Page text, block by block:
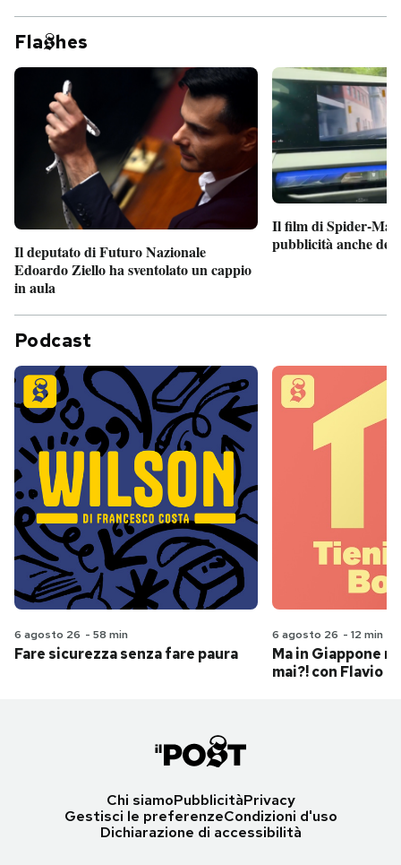
Fla hes
Il deputato di Futuro Nazionale
Edoardo Ziello ha sventolato un cappio
in aula
Il film di Spider-Man
pubblicità anche
Podcast
6 agosto 26 - 58 min
Fare sicurezza senza fare paura
6 agosto 26 - 12 min
Ma in Giappone
mai?! con Flavio
Chi siamoPubblicitàPrivacy
Gestisci le preferenzeCondizioni d'uso
Dichiarazione di accessibilità